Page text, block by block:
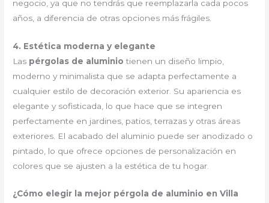
negocio, ya que no tendrás que reemplazarla cada pocos
años, a diferencia de otras opciones más frágiles.
4. Estética moderna y elegante
Las pérgolas de aluminio tienen un diseño limpio,
moderno y minimalista que se adapta perfectamente a
cualquier estilo de decoración exterior. Su apariencia es
elegante y sofisticada, lo que hace que se integren
perfectamente en jardines, patios, terrazas y otras áreas
exteriores. El acabado del aluminio puede ser anodizado o
pintado, lo que ofrece opciones de personalización en
colores que se ajusten a la estética de tu hogar.
¿Cómo elegir la mejor pérgola de aluminio en Villa